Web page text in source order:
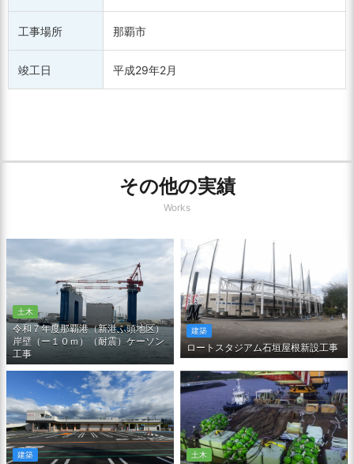
工事場所 那覇市
竣工日 平成29年2月
その他の実績
Works
土木
令和７年度那覇港（新港ふ頭地区）
岸壁（ー１０ｍ）（耐震）ケーソン
工事
建築
ロートスタジアム石垣屋根新設工事
建築 土木